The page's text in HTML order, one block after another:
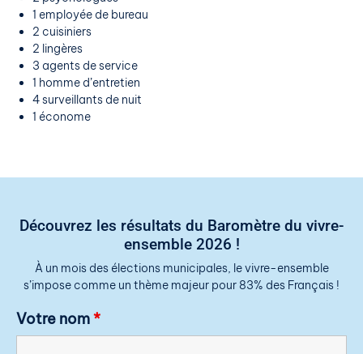
1 employée de bureau
2 cuisiniers
2 lingères
3 agents de service
1 homme d’entretien
4 surveillants de nuit
1 économe
Découvrez les résultats du Baromètre du vivre-
ensemble 2026 !
À un mois des élections municipales, le vivre-ensemble
s’impose comme un thème majeur pour 83% des Français !
Votre nom*